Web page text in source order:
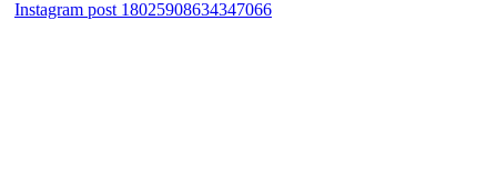
Instagram post 18025908634347066